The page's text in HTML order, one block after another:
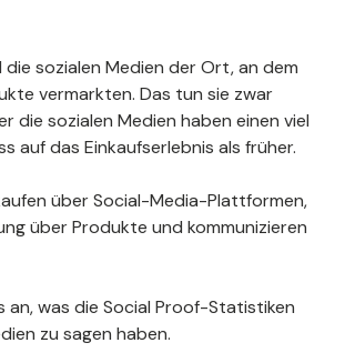
die sozialen Medien der Ort, an dem
vermarkten. Das tun sie zwar
die sozialen Medien haben einen viel
auf das Einkaufserlebnis als früher.
über Social-Media-Plattformen,
über Produkte und kommunizieren
an, was die Social Proof-Statistiken
zu sagen haben.